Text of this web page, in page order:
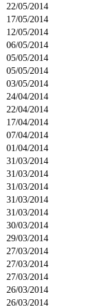
22/05/2014
17/05/2014
12/05/2014
06/05/2014
05/05/2014
05/05/2014
03/05/2014
24/04/2014
22/04/2014
17/04/2014
07/04/2014
01/04/2014
31/03/2014
31/03/2014
31/03/2014
31/03/2014
31/03/2014
30/03/2014
29/03/2014
27/03/2014
27/03/2014
27/03/2014
26/03/2014
26/03/2014